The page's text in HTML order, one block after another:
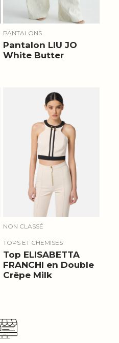
PANTALONS
Pantalon LIU JO
White Butter
NON CLASSÉ
TOPS ET CHEMISES
Top ELISABETTA
FRANCHI en Double
Crêpe Milk